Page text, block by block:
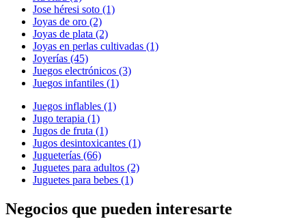
Jose héresi soto (1)
Joyas de oro (2)
Joyas de plata (2)
Joyas en perlas cultivadas (1)
Joyerías (45)
Juegos electrónicos (3)
Juegos infantiles (1)
Juegos inflables (1)
Jugo terapia (1)
Jugos de fruta (1)
Jugos desintoxicantes (1)
Jugueterías (66)
Juguetes para adultos (2)
Juguetes para bebes (1)
Negocios que pueden interesarte